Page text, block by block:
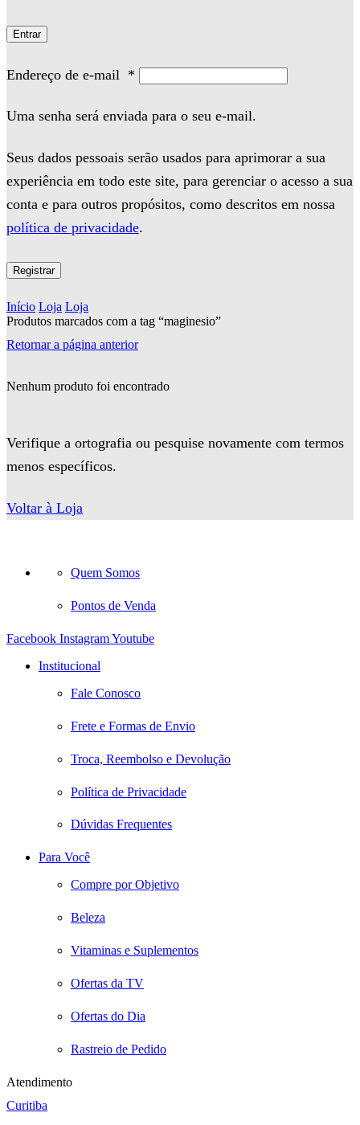
Entrar
Endereço de e-mail *
Uma senha será enviada para o seu e-mail.
Seus dados pessoais serão usados para aprimorar a sua
experiência em todo este site, para gerenciar o acesso a sua
conta e para outros propósitos, como descritos em nossa
política de privacidade.
Registrar
Início Loja Loja
Produtos marcados com a tag “maginesio”
Retornar a página anterior
Nenhum produto foi encontrado
Verifique a ortografia ou pesquise novamente com termos
menos específicos.
Voltar à Loja
Quem Somos
Pontos de Venda
Facebook InstagramYoutube
Institucional
Fale Conosco
Frete e Formas de Envio
Troca, Reembolso e Devolução
Política de Privacidade
Dúvidas Frequentes
Para Você
Compre por Objetivo
Beleza
Vitaminas e Suplementos
Ofertas da TV
Ofertas do Dia
Rastreio de Pedido
Atendimento
Curitiba